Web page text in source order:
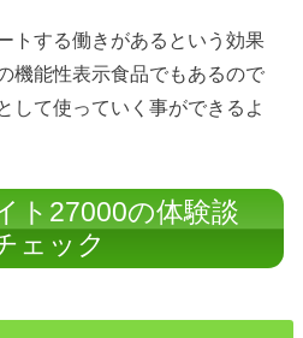
トする働きがあるという効果
機能性表示食品でもあるので
して使っていく事ができるよ
ト27000の体験談
ェック